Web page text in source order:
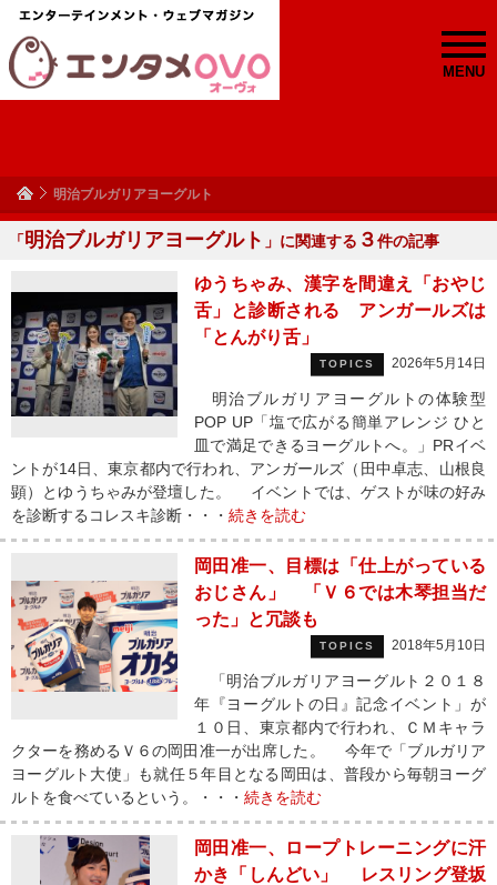
MENU
明治ブルガリアヨーグルト
「明治ブルガリアヨーグルト 」に関連する ３件の記事
ゆうちゃみ、漢字を間違え「おやじ
舌」と診断される アンガールズは
「とんがり舌」
TOPICS 2026年5月14日
明治ブルガリアヨーグルトの体験型
POP UP「塩で広がる簡単アレンジ ひと
皿で満足できるヨーグルトへ。」PRイベ
ントが14日、東京都内で行われ、アンガールズ（田中卓志、山根良
顕）とゆうちゃみが登壇した。 イベントでは、ゲストが味の好み
を診断するコレスキ診断・・・ 続きを読む
岡田准一、目標は「仕上がっている
おじさん」 「Ｖ６では木琴担当だ
った」と冗談も
TOPICS 2018年5月10日
「明治ブルガリアヨーグルト２０１８
年『ヨーグルトの日』記念イベント」が
１０日、東京都内で行われ、ＣＭキャラ
クターを務めるＶ６の岡田准一が出席した。 今年で「ブルガリア
ヨーグルト大使」も就任５年目となる岡田は、普段から毎朝ヨーグ
ルトを食べているという。・・・ 続きを読む
岡田准一、ロープトレーニングに汗
かき「しんどい」 レスリング登坂